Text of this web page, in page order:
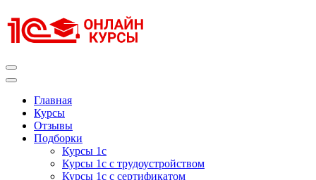
к
содержимому
Главная
Курсы
Отзывы
Подборки
Курсы 1с
Курсы 1с с трудоустройством
Курсы 1с с сертификатом